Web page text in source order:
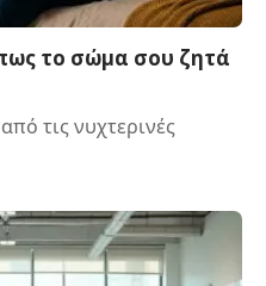
το σώμα σου ζητά
τις νυχτερινές